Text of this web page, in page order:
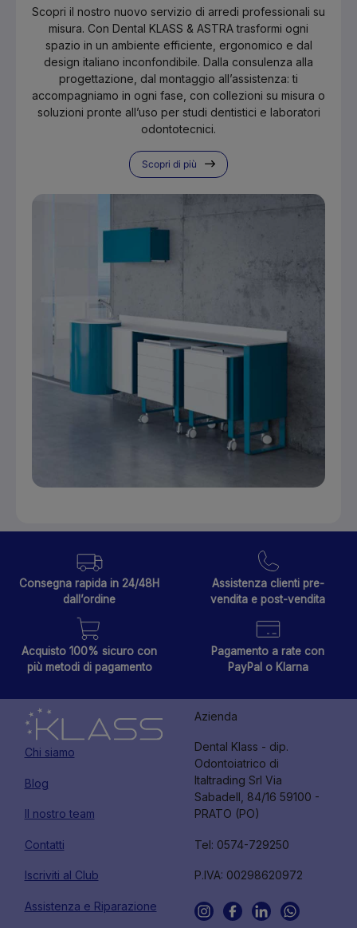
Scopri il nostro nuovo servizio di arredi professionali su
misura. Con Dental KLASS & ASTRA trasformi ogni
spazio in un ambiente efficiente, ergonomico e dal
design italiano inconfondibile. Dalla consulenza alla
progettazione, dal montaggio all’assistenza: ti
accompagniamo in ogni fase, con collezioni su misura o
soluzioni pronte all’uso per studi dentistici e laboratori
odontotecnici.
Scopri di più
Consegna rapida in 24/48H
dall’ordine
Assistenza clienti pre-
vendita e post-vendita
Acquisto 100% sicuro con
più metodi di pagamento
Pagamento a rate con
PayPal o Klarna
Chi siamo
Blog
Il nostro team
Contatti
Iscriviti al Club
Assistenza e Riparazione
Azienda
Dental Klass - dip.
Odontoiatrico di
Italtrading Srl Via
Sabadell, 84/16 59100 -
PRATO (PO)
Tel: 0574-729250
P.IVA: 00298620972